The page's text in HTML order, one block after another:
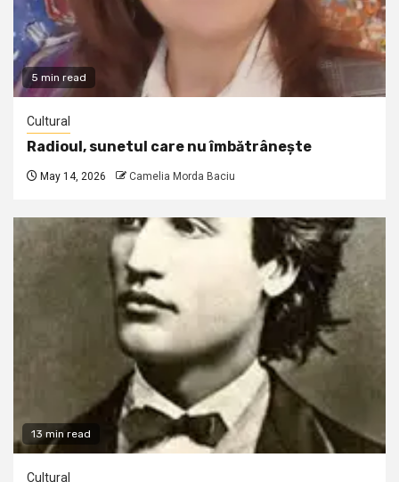
5 min read
Cultural
Radioul, sunetul care nu îmbătrânește
May 14, 2026 Camelia Morda Baciu
13 min read
Cultural